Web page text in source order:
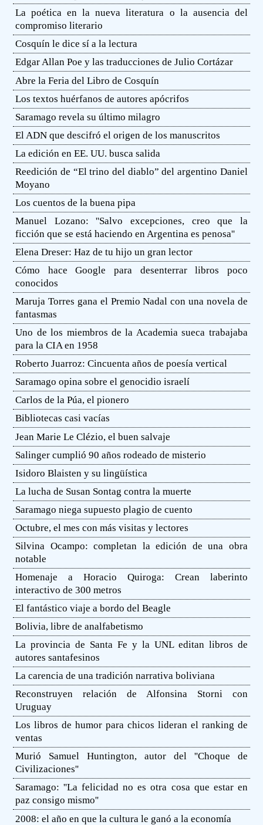
La poética en la nueva literatura o la ausencia del
compromiso literario
Cosquín le dice sí a la lectura
Edgar Allan Poe y las traducciones de Julio Cortázar
Abre la Feria del Libro de Cosquín
Los textos huérfanos de autores apócrifos
Saramago revela su último milagro
El ADN que descifró el origen de los manuscritos
La edición en EE. UU. busca salida
Reedición de “El trino del diablo” del argentino Daniel
Moyano
Los cuentos de la buena pipa
Manuel Lozano: ''Salvo excepciones, creo que la
ficción que se está haciendo en Argentina es penosa''
Elena Dreser: Haz de tu hijo un gran lector
Cómo hace Google para desenterrar libros poco
conocidos
Maruja Torres gana el Premio Nadal con una novela de
fantasmas
Uno de los miembros de la Academia sueca trabajaba
para la CIA en 1958
Roberto Juarroz: Cincuenta años de poesía vertical
Saramago opina sobre el genocidio israelí
Carlos de la Púa, el pionero
Bibliotecas casi vacías
Jean Marie Le Clézio, el buen salvaje
Salinger cumplió 90 años rodeado de misterio
Isidoro Blaisten y su lingüística
La lucha de Susan Sontag contra la muerte
Saramago niega supuesto plagio de cuento
Octubre, el mes con más visitas y lectores
Silvina Ocampo: completan la edición de una obra
notable
Homenaje a Horacio Quiroga: Crean laberinto
interactivo de 300 metros
El fantástico viaje a bordo del Beagle
Bolivia, libre de analfabetismo
La provincia de Santa Fe y la UNL editan libros de
autores santafesinos
La carencia de una tradición narrativa boliviana
Reconstruyen relación de Alfonsina Storni con
Uruguay
Los libros de humor para chicos lideran el ranking de
ventas
Murió Samuel Huntington, autor del ''Choque de
Civilizaciones''
Saramago: ''La felicidad no es otra cosa que estar en
paz consigo mismo''
2008: el año en que la cultura le ganó a la economía